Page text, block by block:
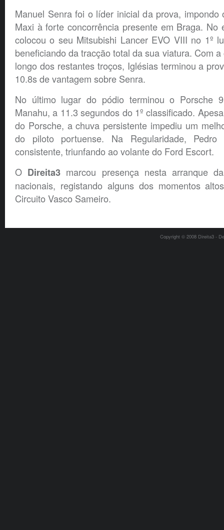
Manuel Senra foi o líder inicial da prova, impondo
Maxi à forte concorrência presente em Braga. No
colocou o seu Mitsubishi Lancer EVO VIII no 1º
beneficiando da tracção total da sua viatura. Com
longo dos restantes troços, Iglésias terminou a
10.8s de vantagem sobre Senra.
No último lugar do pódio terminou o Porsche
Manahu, a 11.3 segundos do 1º classificado.
do Porsche, a chuva persistente impediu um
do piloto portuense. Na Regularidade,
consistente, triunfando ao volante do Ford Escort.
O Direita3 marcou presença nesta arranque
nacionais, registando alguns dos momentos
Circuito Vasco Sameiro.
Copyright © 2008 Direita3 -